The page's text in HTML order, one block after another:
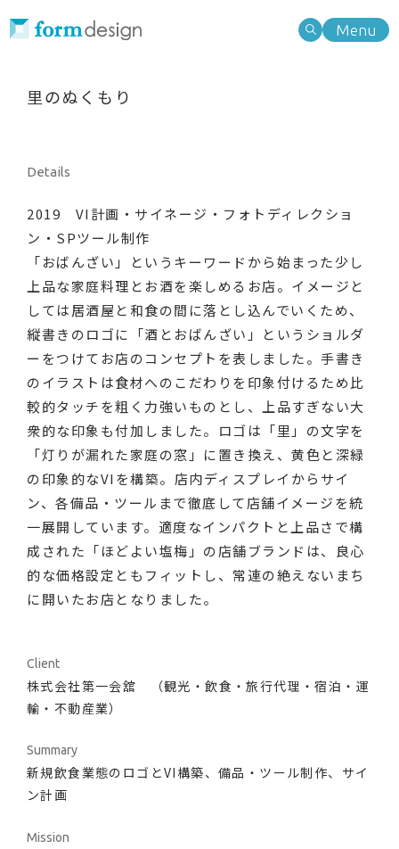
Menu
Work
Note
Information
About
Service
Contact
Recruit
Type of business
Search
キーワード検索
Category
カテゴリ別
VI/Logos Graphics
Signage
Exhibition/Space
Motion graphics
Characters
Packaging
Web/Digital contents
里のぬくもり
Details
2019 VI計画・サイネージ・フォトディレクショ
ン・SPツール制作
「おばんざい」というキーワードから始まった少し
上品な家庭料理とお酒を楽しめるお店。イメージと
しては居酒屋と和食の間に落とし込んでいくため、
縦書きのロゴに「酒とおばんざい」というショルダ
ーをつけてお店のコンセプトを表しました。手書き
のイラストは食材へのこだわりを印象付けるため比
較的タッチを粗く力強いものとし、上品すぎない大
衆的な印象も付加しました。ロゴは「里」の文字を
「灯りが漏れた家庭の窓」に置き換え、黄色と深緑
の印象的なVIを構築。店内ディスプレイからサイ
ン、各備品・ツールまで徹底して店舗イメージを統
一展開しています。適度なインパクトと上品さで構
成された「ほどよい塩梅」の店舗ブランドは、良心
的な価格設定ともフィットし、常連の絶えないまち
に開いたお店となりました。
Client
株式会社第一会舘 （観光・飲食・旅行代理・宿泊・運
輸・不動産業）
Summary
新規飲食業態のロゴとVI構築、備品・ツール制作、サイ
ン計画
Mission